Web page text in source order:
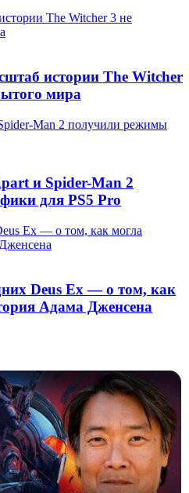
The Witcher 3 не
истории The Witcher
мира
Man 2 получили режимы
и Spider-Man 2
для PS5 Pro
Ex — о том, как могла
Deus Ex — о том, как
Адама Дженсена